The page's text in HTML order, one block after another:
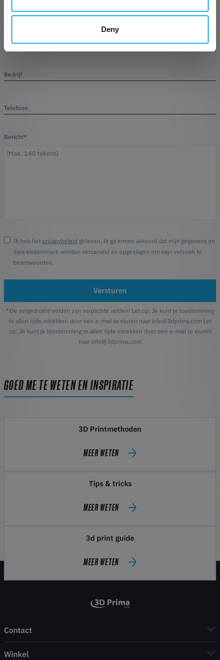
Deny
E-mail*
Bedrijf
Telefoon
Bericht*
Ik heb het privacybeleid gelezen. Ik ga ermee akkoord dat mijn gegevens en
data elektronisch worden verzameld en opgeslagen om mijn verzoek te
beantwoorden.
Versturen
* De vetgedrukte velden zijn verplichte velden! Let op: Je kunt je toestemming
te allen tijde intrekken door een e-mail te sturen naar info@3dprima.com Let
op: Je kunt je toestemming te allen tijde intrekken door een e-mail te sturen
naar info@3dprima.com
GOED ME TE WETEN EN INSPIRATIE
3D Printmethoden
MEER WETEN
Tips & tricks
MEER WETEN
3d print guide
MEER WETEN
Contact
Winkel